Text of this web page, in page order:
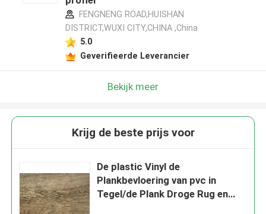
FENGNENG ROAD,HUISHAN
DISTRICT,WUXI CITY,CHINA ,China
5.0
Geverifieerde Leverancier
Bekijk meer
Krijg de beste prijs voor
De plastic Vinyl de
Plankbevloering van pvc in
Tegel/de Plank Droge Rug en